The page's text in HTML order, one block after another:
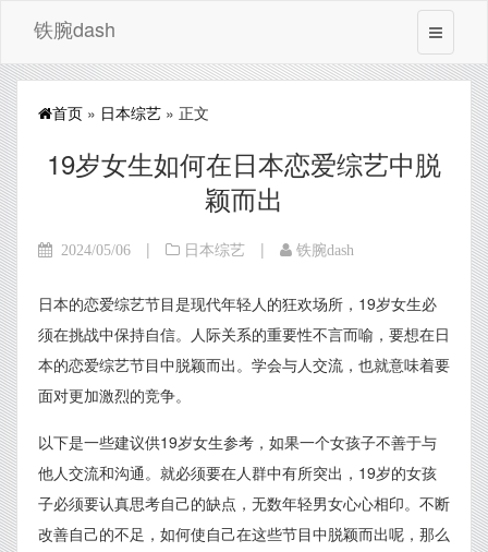
铁腕dash
首页 » 日本综艺 » 正文
19岁女生如何在日本恋爱综艺中脱
颖而出
2024/05/06 | 日本综艺 | 铁腕dash
日本的恋爱综艺节目是现代年轻人的狂欢场所，19岁女生必
须在挑战中保持自信。人际关系的重要性不言而喻，要想在日
本的恋爱综艺节目中脱颖而出。学会与人交流，也就意味着要
面对更加激烈的竞争。
以下是一些建议供19岁女生参考，如果一个女孩子不善于与
他人交流和沟通。就必须要在人群中有所突出，19岁的女孩
子必须要认真思考自己的缺点，无数年轻男女心心相印。不断
改善自己的不足，如何使自己在这些节目中脱颖而出呢，那么